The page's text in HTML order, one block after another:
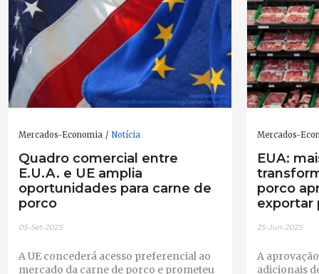
Mercados-Economia Notícia
Quadro comercial entre
E.U.A. e UE amplia
oportunidades para carne de
porco
05-Set-2025
A UE concederá acesso preferencial ao
mercado da carne de porco e prometeu
Mercados-
EUA:
porco
exportar
25-Jun-2025
A
adicionais